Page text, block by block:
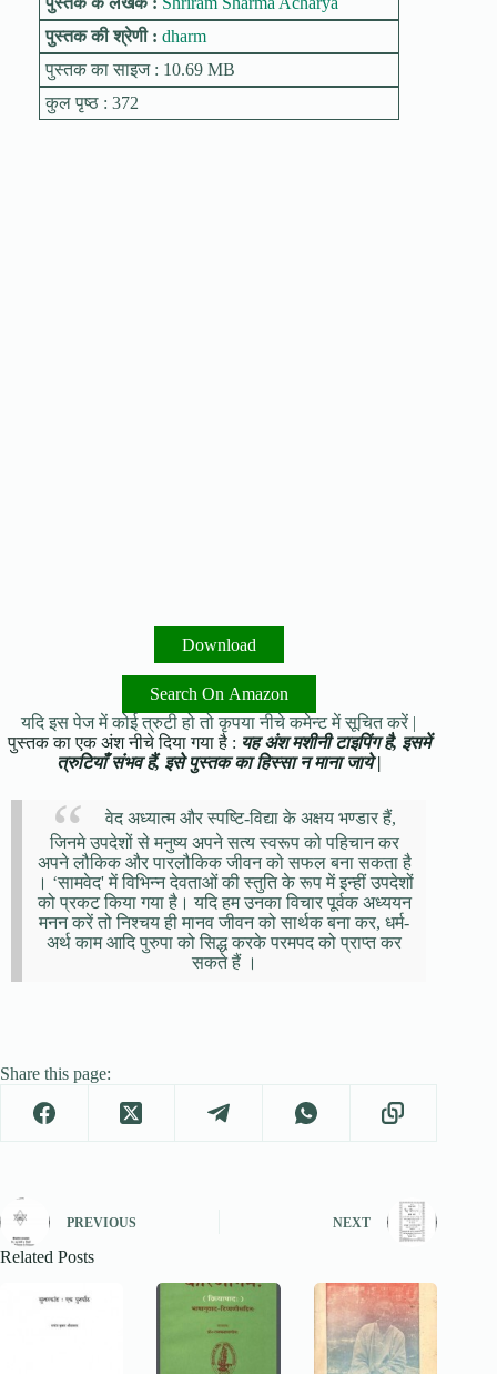
पुस्तक की श्रेणी : dharm
पुस्तक का साइज : 10.69 MB
कुल पृष्ठ : 372
Download
Search On Amazon
यदि इस पेज में कोई त्रुटी हो तो कृपया नीचे कमेन्ट में सूचित करें |
पुस्तक का एक अंश नीचे दिया गया है : यह अंश मशीनी टाइपिंग है, इसमें
त्रुटियाँ संभव हैं, इसे पुस्तक का हिस्सा न माना जाये |
वेद अध्यात्म और स्पष्टि-विद्या के अक्षय भण्डार हैं,
जिनमे उपदेशों से मनुष्य अपने सत्य स्वरूप को पहिचान कर
अपने लौकिक और पारलौकिक जीवन को सफल बना सकता है
। ‘सामवेद' में विभिन्न देवताओं की स्तुति के रूप में इन्हीं उपदेशों
को प्रकट किया गया है। यदि हम उनका विचार पूर्वक अध्ययन
मनन करें तो निश्चय ही मानव जीवन को सार्थक बना कर, धर्म-
अर्थ काम आदि पुरुपा को सिद्ध करके परमपद को प्राप्त कर
सकते हैं ।
Share this page:
PREVIOUS NEXT
Related Posts